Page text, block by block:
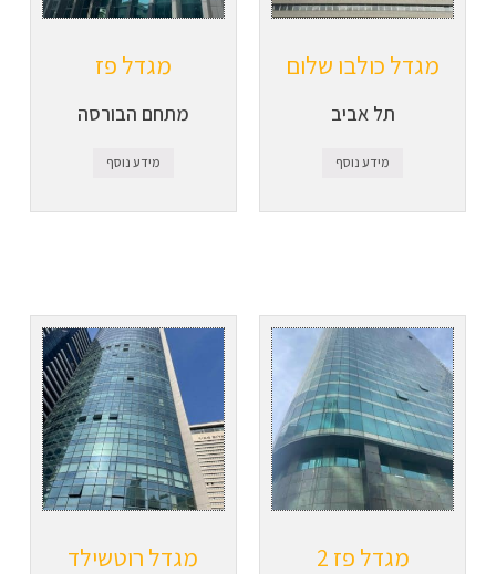
מגדל כולבו שלום
תל אביב
מידע נוסף
מגדל פז
מתחם הבורסה
מידע נוסף
מגדל פז 2 מגדל רוטשילד